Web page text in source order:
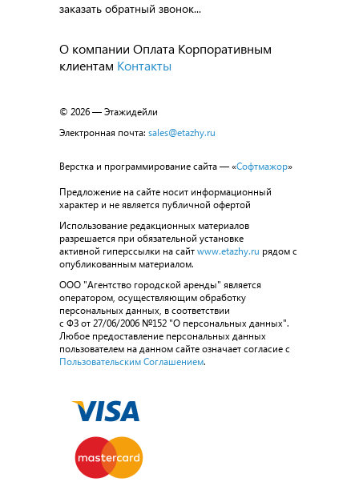
заказать обратный звонок...
О компании Оплата Корпоративным
клиентам Контакты
© 2026 — Этажидейли
Электронная почта: sales@etazhy.ru
Верстка и программирование сайта — «Софтмажор»
Предложение на сайте носит информационный
характер и не является публичной офертой
Использование редакционных материалов
разрешается при обязательной установке
активной гиперссылки на сайт www.etazhy.ru рядом с
опубликованным материалом.
ООО "Агентство городской аренды" является
оператором, осуществляющим обработку
персональных данных, в соответствии
с ФЗ от 27/06/2006 №152 "О персональных данных".
Любое предоставление персональных данных
пользователем на данном сайте означает согласие с
Пользовательским Соглашением.